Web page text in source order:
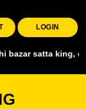
LOGIN
king,